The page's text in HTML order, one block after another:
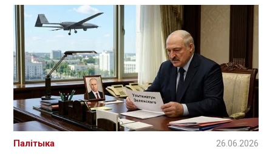
Палітыка 26.06.2026